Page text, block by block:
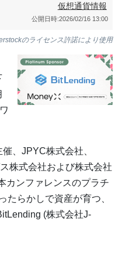
仮想通貨情報
公開日時:2026/02/16 13:00
のライセンス許諾により使用
、JPYC株式会社、
株式会社および株式会社
カンファレンスのプラチ
たらかしで資産が育つ、
(株式会社J-